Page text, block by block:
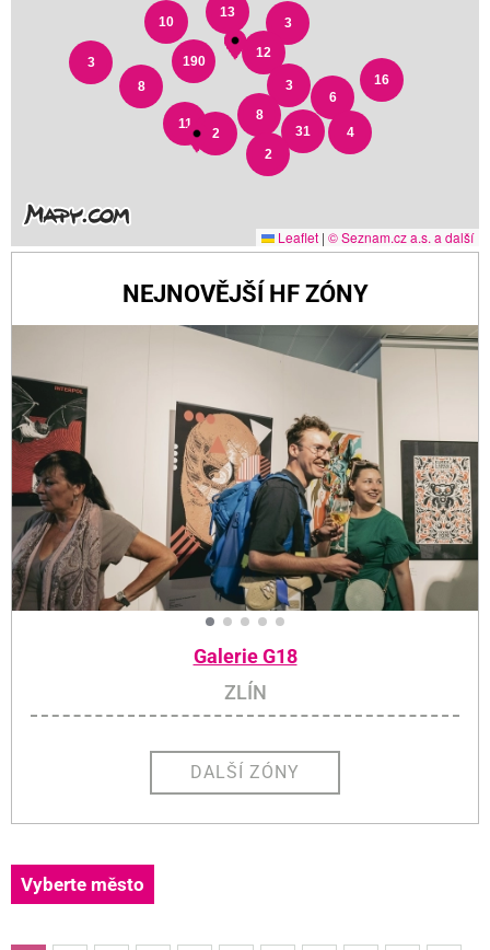
3
2
16
2
6
4
8
31
3
3
13
12
10
8
11
190
Leaflet | © Seznam.cz a.s. a další
NEJNOVĚJŠÍ HF ZÓNY
Galerie G18
ZLÍN
DALŠÍ ZÓNY
Vyberte město